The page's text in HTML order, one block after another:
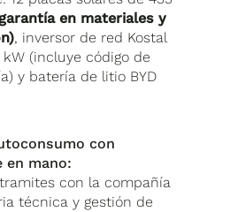
en materiales y
, inversor de red Kostal
kW (incluye código de
y batería de litio BYD
con
en mano:
con la compañía
técnica y gestión de